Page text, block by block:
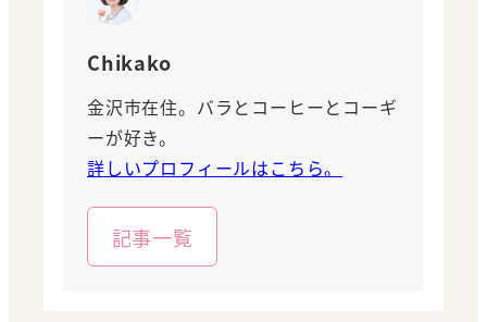
Chikako
金沢市在住。バラとコーヒーとコーギ
ーが好き。
詳しいプロフィールはこちら。
記事一覧